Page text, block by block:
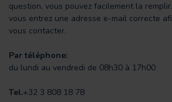
question, vous pouvez facilement la
vous entrez une adresse e-mail correcte
vous contacter.
Par téléphone:
du lundi au vendredi de 08h30 à 17h00
Tel.+32 3 808 18 78